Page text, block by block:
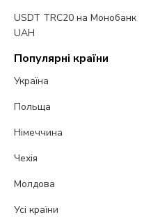
USDT TRC20 на Монобанк
UAH
Популярні країни
Україна
Польща
Німеччина
Чехія
Молдова
Усі країни